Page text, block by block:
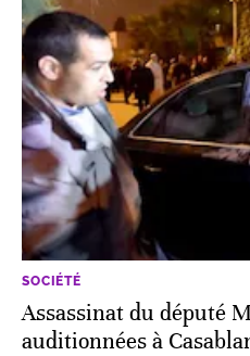
SOCIÉTÉ
Assassinat du député
auditionnées à